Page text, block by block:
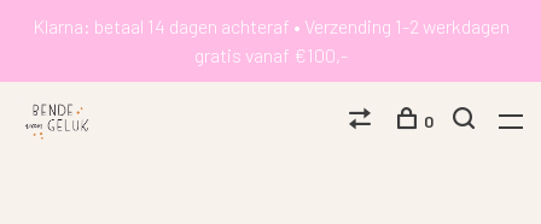
Klarna: betaal 14 dagen achteraf • Verzending 1-2 werkdagen
gratis vanaf €100,-
0